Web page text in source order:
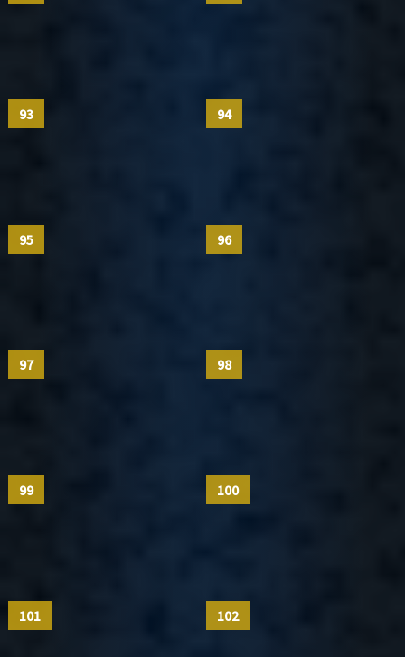
93 94
95 96
97 98
99 100
101 102